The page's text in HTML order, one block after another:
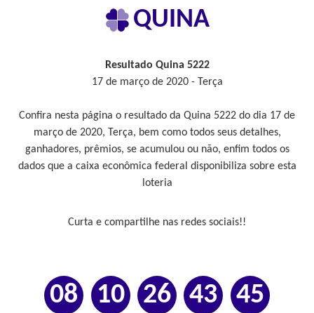
QUINA
Resultado Quina 5222
17 de março de 2020 - Terça
Confira nesta página o resultado da Quina 5222 do dia 17 de
março de 2020, Terça, bem como todos seus detalhes,
ganhadores, prêmios, se acumulou ou não, enfim todos os
dados que a caixa econômica federal disponibiliza sobre esta
loteria
Curta e compartilhe nas redes sociais!!
08 10 26 43 45